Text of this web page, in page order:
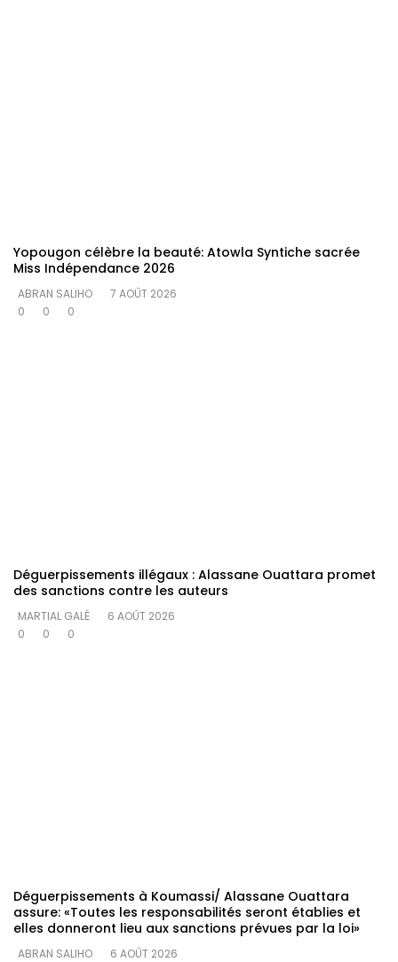
Yopougon célèbre la beauté: Atowla Syntiche sacrée
Miss Indépendance 2026
ABRAN SALIHO
7 AOÛT 2026
0
0 0
Déguerpissements illégaux : Alassane Ouattara promet
des sanctions contre les auteurs
MARTIAL GALÉ
6 AOÛT 2026
0
0 0
Déguerpissements à Koumassi/ Alassane Ouattara
assure: «Toutes les responsabilités seront établies et
elles donneront lieu aux sanctions prévues par la loi»
ABRAN SALIHO
6 AOÛT 2026